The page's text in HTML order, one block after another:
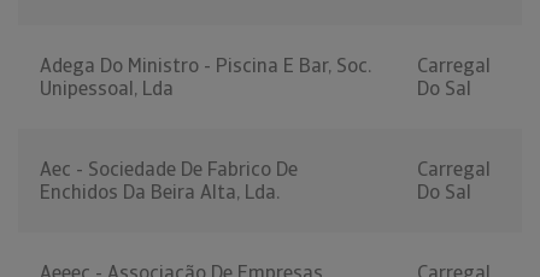
Adega Do Ministro - Piscina E Bar, Soc.
Unipessoal, Lda
Carregal
Do Sal
Aec - Sociedade De Fabrico De
Enchidos Da Beira Alta, Lda.
Carregal
Do Sal